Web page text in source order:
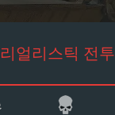
리얼리스틱 전투